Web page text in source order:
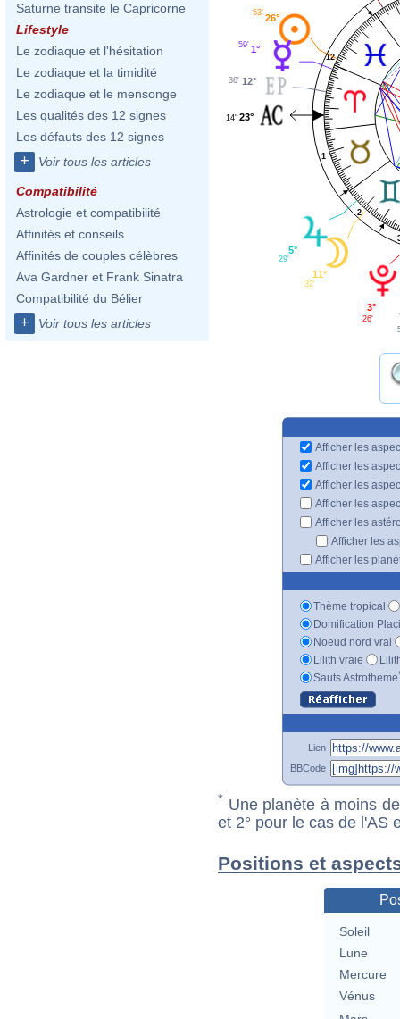
Saturne transite le Capricorne
Lifestyle
Le zodiaque et l'hésitation
Le zodiaque et la timidité
Le zodiaque et le mensonge
Les qualités des 12 signes
Les défauts des 12 signes
+ Voir tous les articles
Compatibilité
Astrologie et compatibilité
Affinités et conseils
Affinités de couples célèbres
Ava Gardner et Frank Sinatra
Compatibilité du Bélier
+ Voir tous les articles
1
2
12
26°
53'
1°
59'
12°
36'
23°
14'
5°
29'
11°
32'
3°
26'
Afficher les
Afficher les
Afficher les
Afficher les
Afficher les
Afficher les
Afficher les
Thème tropical
Domification
Noeud nord vrai
Lilith vraie
Sauts Astrotheme
Lien
BBCode
* Une planète à moins
et 2° pour le cas de l'AS
Positions et
Soleil
Lune
Mercure
Vénus